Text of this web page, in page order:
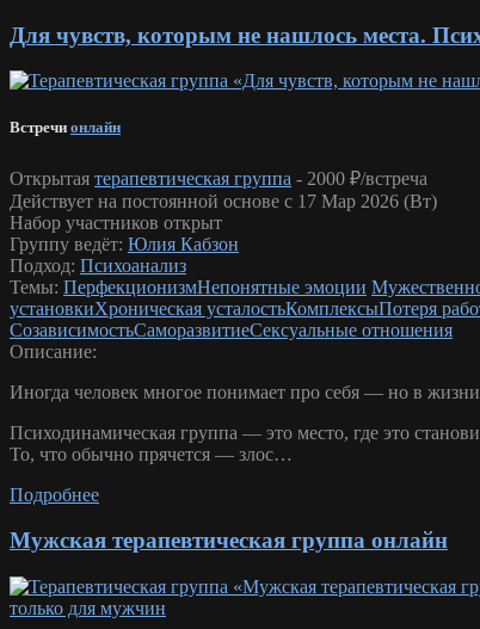
Для чувств, которым не нашлось места.
Встречи онлайн
Открытая терапевтическая группа - 2000 ₽/встреча
Действует на постоянной основе с 17 Мар 2026 (Вт)
Набор участников открыт
Группу ведёт: Юлия Кабзон
Подход: Психоанализ
Темы: ПерфекционизмНепонятные эмоции
установкиХроническая усталостьКомплексыПотеря
СозависимостьСаморазвитиеСексуальные отношения
Описание:
Иногда человек многое понимает про себя — но в
Психодинамическая группа — это место, где это
То, что обычно прячется — злос…
Подробнее
Мужская терапевтическая группа онлайн
только для мужчин